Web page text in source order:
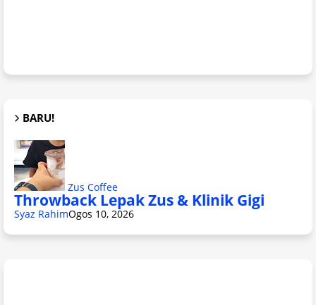
BARU!
Zus Coffee
Throwback Lepak Zus & Klinik Gigi
Syaz RahimOgos 10, 2026